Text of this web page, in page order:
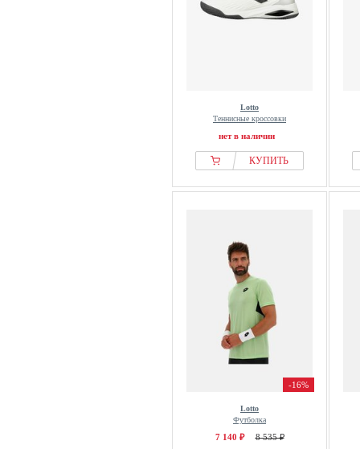
Lotto
Теннисные кроссовки
нет в наличии
КУПИТЬ
-16%
Lotto
Футболка
7 140 ₽ 8 535 ₽